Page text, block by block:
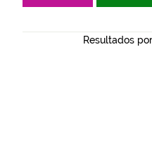
Resultados